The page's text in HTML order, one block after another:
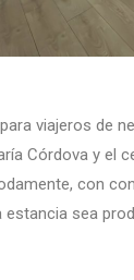
viajeros de
Córdova y el
con
sea